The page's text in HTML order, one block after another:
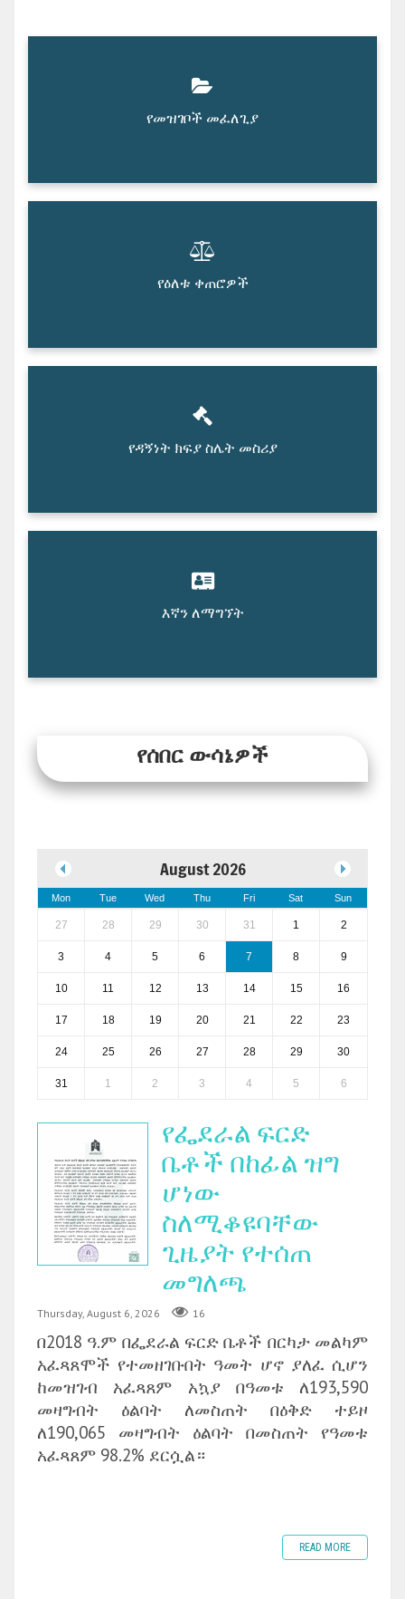
የመዝገቦች መፈለጊያ
የዕለቱ ቀጠሮዎች
የዳኝነት ክፍያ ስሌት መስሪያ
እኛን ለማግኘት
የሰበር ውሳኔዎች
August 2026
Mon Tue Wed Thu Fri Sat Sun
27 28 29 30 31 1 2
3 4 5 6 7 8 9
10 11 12 13 14 15 16
17 18 19 20 21 22 23
24 25 26 27 28 29 30
31 1 2 3 4 5 6
የፌደራል ፍርድ
ቤቶች በከፊል ዝግ
ሆነው
ስለሚቆዩባቸው
ጊዜያት የተሰጠ
መግለጫ
Thursday, August 6, 2026 16
በ2018 ዓ.ም በፌደራል ፍርድ ቤቶች በርካታ መልካም
አፈጻጸሞች የተመዘገቡበት ዓመት ሆኖ ያለፈ ሲሆን
ከመዝገብ አፈጻጸም አኳያ በዓመቱ ለ193,590
መዛግብት ዕልባት ለመስጠት በዕቅድ ተይዞ
ለ190,065 መዛግብት ዕልባት በመስጠት የዓመቱ
አፈጻጸም 98.2% ደርሷል።
READ MORE